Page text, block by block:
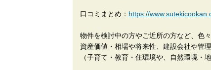
口コミまとめ： https://
物件を検討中の方やご近所の方など、色
資産価値・相場や将来性、建設会社や管
（子育て・教育・住環境や、自然環境・